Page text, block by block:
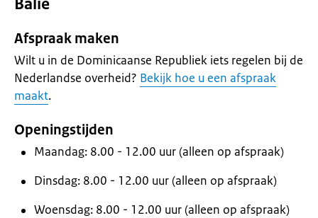
Afspraak maken
Wilt u in de Dominicaanse Republiek iets regelen bij de
Nederlandse overheid? Bekijk hoe u een afspraak
maakt.
Openingstijden
Maandag: 8.00 - 12.00 uur (alleen op afspraak)
Dinsdag: 8.00 - 12.00 uur (alleen op afspraak)
Woensdag: 8.00 - 12.00 uur (alleen op afspraak)